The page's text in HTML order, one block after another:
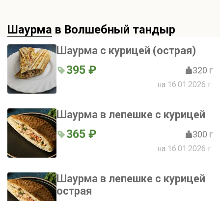
Шаурма в Волшебный тандыр
Шаурма с курицей (острая)
395 ₽ 320 г
на 16.01.2026 г.
Шаурма в лепешке с курицей
365 ₽ 300 г
на 16.01.2026 г.
Шаурма в лепешке с курицей
острая